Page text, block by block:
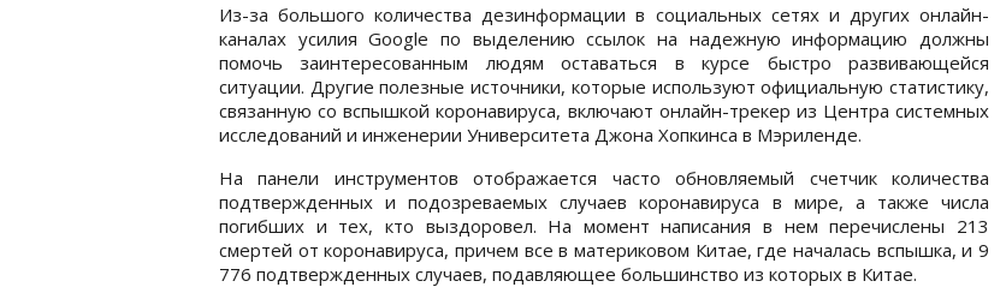
Из-за большого количества дезинформации в социальных сетях и других онлайн-
каналах усилия Google по выделению ссылок на надежную информацию должны
помочь заинтересованным людям оставаться в курсе быстро развивающейся
ситуации. Другие полезные источники, которые используют официальную статистику,
связанную со вспышкой коронавируса, включают онлайн-трекер из Центра системных
исследований и инженерии Университета Джона Хопкинса в Мэриленде.
На панели инструментов отображается часто обновляемый счетчик количества
подтвержденных и подозреваемых случаев коронавируса в мире, а также числа
погибших и тех, кто выздоровел. На момент написания в нем перечислены 213
смертей от коронавируса, причем все в материковом Китае, где началась вспышка, и 9
776 подтвержденных случаев, подавляющее большинство из которых в Китае.